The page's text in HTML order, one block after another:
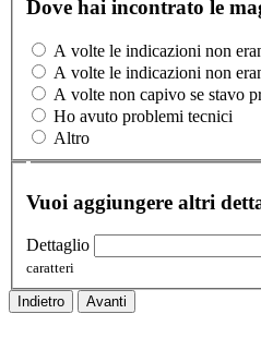
Dove hai incontrato le
A volte le indicazioni non
A volte le indicazioni non
A volte non capivo se stavo
Ho avuto problemi tecnici
Altro
Vuoi aggiungere altri
Dettaglio
caratteri
Indietro Avanti